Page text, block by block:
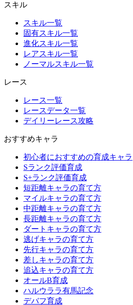
スキル
スキル一覧
固有スキル一覧
進化スキル一覧
レアスキル一覧
ノーマルスキル一覧
レース
レース一覧
レースデータ一覧
デイリーレース攻略
おすすめキャラ
初心者におすすめの育成キャラ
Sランク評価育成
S+ランク評価育成
短距離キャラの育て方
マイルキャラの育て方
中距離キャラの育て方
長距離キャラの育て方
ダートキャラの育て方
逃げキャラの育て方
先行キャラの育て方
差しキャラの育て方
追込キャラの育て方
オールB育成
ハルウララ有馬記念
デバフ育成